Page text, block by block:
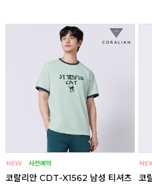
코랄리안 CDT-X1562 남성 티셔츠 코